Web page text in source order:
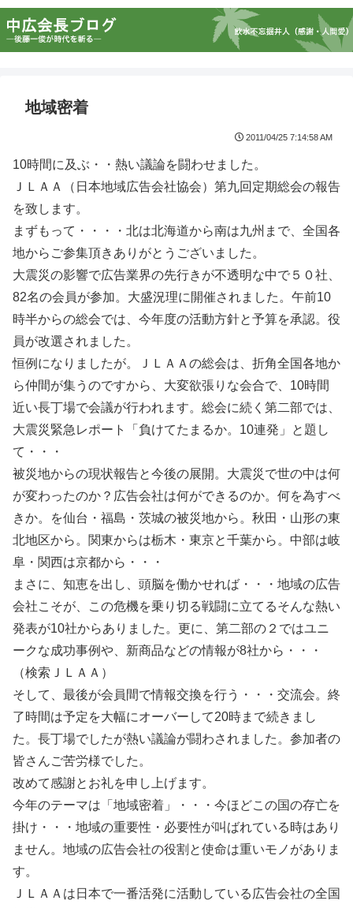
地域密着
2011/04/25 7:14:58 AM
10時間に及ぶ・・熱い議論を闘わせました。
ＪＬＡＡ（日本地域広告会社協会）第九回定期総会の報告
を致します。
まずもって・・・・北は北海道から南は九州まで、全国各
地からご参集頂きありがとうございました。
大震災の影響で広告業界の先行きが不透明な中で５０社、
82名の会員が参加。大盛況理に開催されました。午前10
時半からの総会では、今年度の活動方針と予算を承認。役
員が改選されました。
恒例になりましたが。ＪＬＡＡの総会は、折角全国各地か
ら仲間が集うのですから、大変欲張りな会合で、10時間
近い長丁場で会議が行われます。総会に続く第二部では、
大震災緊急レポート「負けてたまるか。10連発」と題し
て・・・
被災地からの現状報告と今後の展開。大震災で世の中は何
が変わったのか？広告会社は何ができるのか。何を為すべ
きか。を仙台・福島・茨城の被災地から。秋田・山形の東
北地区から。関東からは栃木・東京と千葉から。中部は岐
阜・関西は京都から・・・
まさに、知恵を出し、頭脳を働かせれば・・・地域の広告
会社こそが、この危機を乗り切る戦闘に立てるそんな熱い
発表が10社からありました。更に、第二部の２ではユニ
ークな成功事例や、新商品などの情報が8社から・・・
（検索ＪＬＡＡ）
そして、最後が会員間で情報交換を行う・・・交流会。終
了時間は予定を大幅にオーバーして20時まで続きまし
た。長丁場でしたが熱い議論が闘わされました。参加者の
皆さんご苦労様でした。
改めて感謝とお礼を申し上げます。
今年のテーマは「地域密着」・・・今ほどこの国の存亡を
掛け・・・地域の重要性・必要性が叫ばれている時はあり
ません。地域の広告会社の役割と使命は重いモノがありま
す。
ＪＬＡＡは日本で一番活発に活動している広告会社の全国